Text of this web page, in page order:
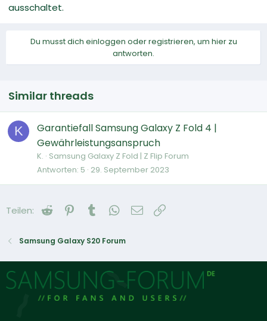
ausschaltet.
Du musst dich einloggen oder registrieren, um hier zu
antworten.
Similar threads
K
Garantiefall Samsung Galaxy Z Fold 4 |
Gewährleistungsanspruch
K. Samsung Galaxy Z Fold | Z Flip Forum
Antworten 5 29. September 2023
Teilen: Reddit Pinterest
Tumblr WhatsApp
E-Mail
Samsung Galaxy S20 Forum